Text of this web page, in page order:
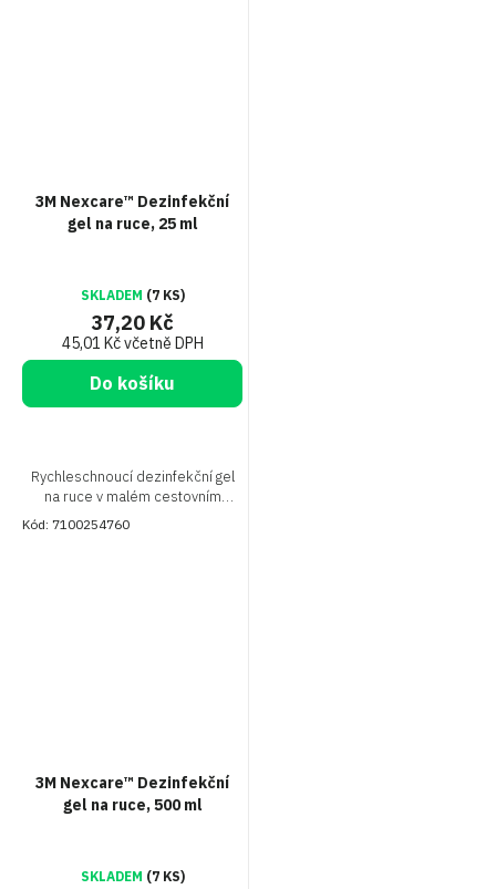
3M Nexcare™ Dezinfekční
gel na ruce, 25 ml
SKLADEM (7 KS)
45,01 Kč včetně DPH
37,20 Kč
Do košíku
Rychleschnoucí dezinfekční gel
na ruce v malém cestovním
obale. Odstraňuje nečistoty bez
Kód: 7100254760
3M Nexcare™ Dezinfekční
gel na ruce, 500 ml
SKLADEM (7 KS)